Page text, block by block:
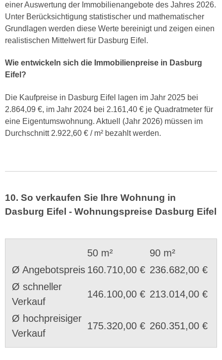
einer Auswertung der Immobilienangebote des Jahres 2026.
Unter Berücksichtigung statistischer und mathematischer
Grundlagen werden diese Werte bereinigt und zeigen einen
realistischen Mittelwert für Dasburg Eifel.
Wie entwickeln sich die Immobilienpreise in Dasburg
Eifel?
Die Kaufpreise in Dasburg Eifel lagen im Jahr 2025 bei
2.864,09 €, im Jahr 2024 bei 2.161,40 € je Quadratmeter für
eine Eigentumswohnung. Aktuell (Jahr 2026) müssen im
Durchschnitt 2.922,60 € / m² bezahlt werden.
10. So verkaufen Sie Ihre Wohnung in
Dasburg Eifel - Wohnungspreise Dasburg Eifel
50 m²
90 m²
Ø Angebotspreis 160.710,00 € 236.682,00 €
Ø schneller
Verkauf
146.100,00 € 213.014,00 €
Ø hochpreisiger
Verkauf
175.320,00 € 260.351,00 €